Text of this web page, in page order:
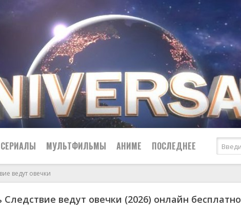
Боевики
Мелодрамы
СЕРИАЛЫ МУЛЬТФИЛЬМЫ АНИМЕ ПОСЛЕДНЕЕ
ведут овечки
Следствие ведут овечки (2026) онлайн бесплатно